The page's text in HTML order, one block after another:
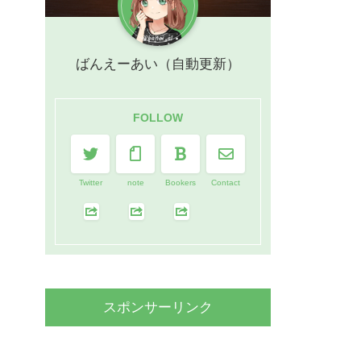
ばんえーあい（自動更新）
FOLLOW
Twitter note Bookers Contact
スポンサーリンク